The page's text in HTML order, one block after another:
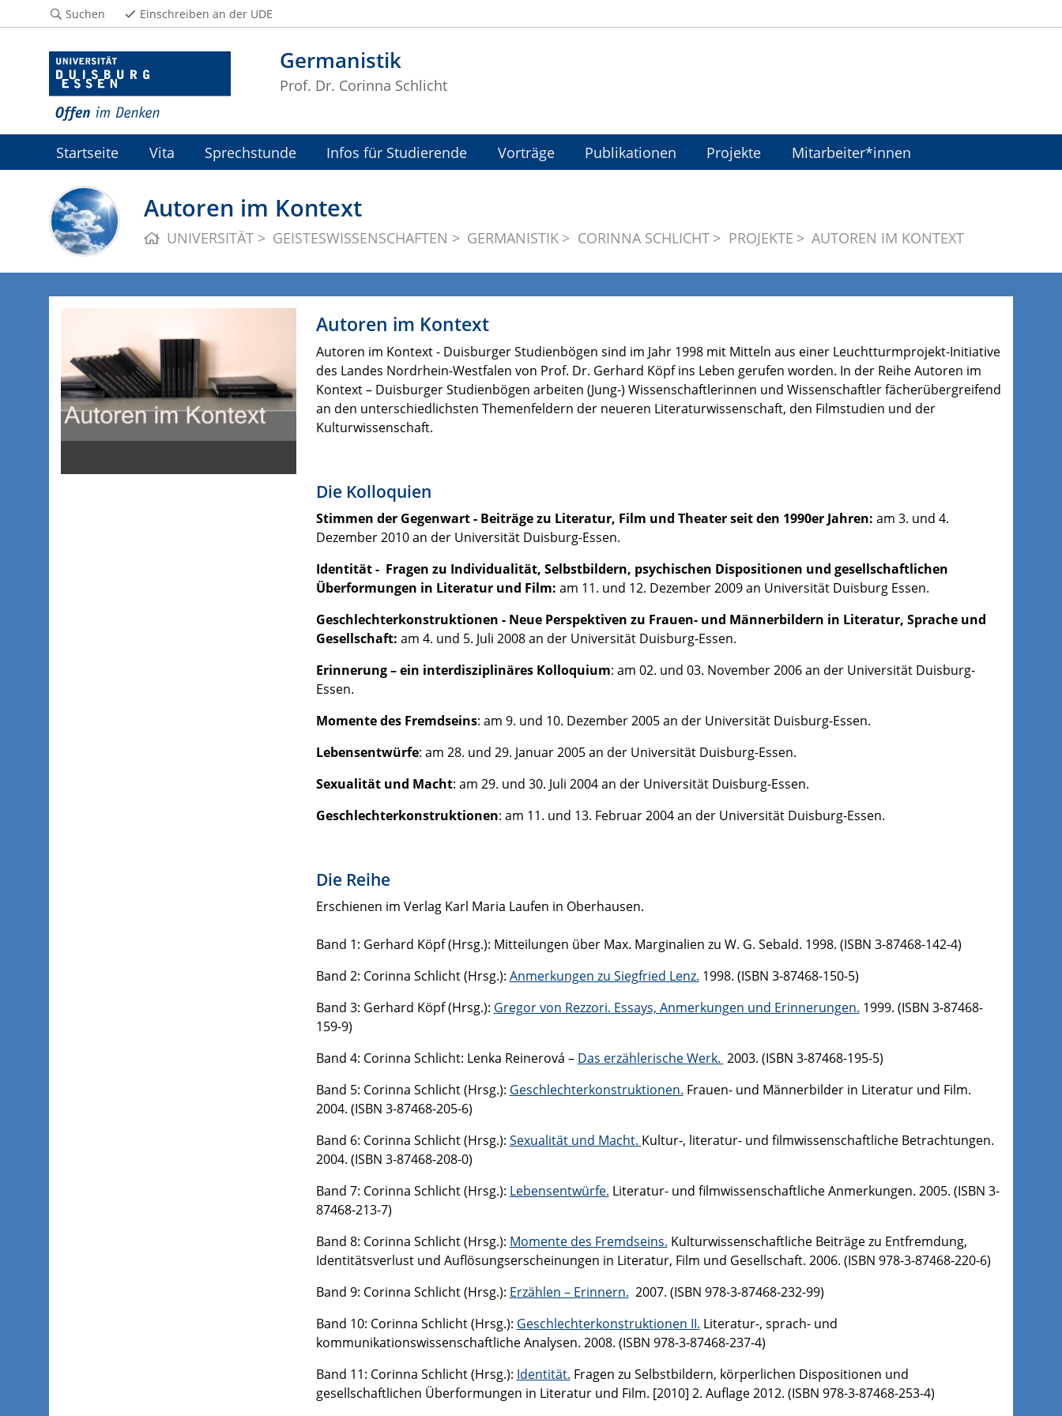
Germanistik
Prof. Dr. Corinna Schlicht
Suchen Einschreiben an der UDE
Startseite Vita Sprechstunde Infos für Studierende Vorträge Publikationen Projekte Mitarbeiter*innen
Autoren im Kontext
UNIVERSITÄT GEISTESWISSENSCHAFTEN GERMANISTIK CORINNA SCHLICHT PROJEKTE AUTOREN IM KONTEXT
Autoren im Kontext
Autoren im Kontext - Duisburger Studienbögen sind im Jahr 1998 mit Mitteln aus einer Leuchtturmprojekt-Initiative
des Landes Nordrhein-Westfalen von Prof. Dr. Gerhard Köpf ins Leben gerufen worden. In der Reihe Autoren im
Kontext – Duisburger Studienbögen arbeiten (Jung-) Wissenschaftlerinnen und Wissenschaftler fächerübergreifend
an den unterschiedlichsten Themenfeldern der neueren Literaturwissenschaft, den Filmstudien und der
Kulturwissenschaft.
Die Kolloquien
Stimmen der Gegenwart - Beiträge zu Literatur, Film und Theater seit den 1990er Jahren: am 3. und 4.
Dezember 2010 an der Universität Duisburg-Essen.
Identität - Fragen zu Individualität, Selbstbildern, psychischen Dispositionen und gesellschaftlichen
Überformungen in Literatur und Film: am 11. und 12. Dezember 2009 an Universität Duisburg Essen.
Geschlechterkonstruktionen - Neue Perspektiven zu Frauen- und Männerbildern in Literatur, Sprache und
Gesellschaft: am 4. und 5. Juli 2008 an der Universität Duisburg-Essen.
Erinnerung – ein interdisziplinäres Kolloquium: am 02. und 03. November 2006 an der Universität Duisburg-
Essen.
Momente des Fremdseins: am 9. und 10. Dezember 2005 an der Universität Duisburg-Essen.
Lebensentwürfe: am 28. und 29. Januar 2005 an der Universität Duisburg-Essen.
Sexualität und Macht: am 29. und 30. Juli 2004 an der Universität Duisburg-Essen.
Geschlechterkonstruktionen: am 11. und 13. Februar 2004 an der Universität Duisburg-Essen.
Die Reihe
Erschienen im Verlag Karl Maria Laufen in Oberhausen.
Band 1: Gerhard Köpf (Hrsg.): Mitteilungen über Max. Marginalien zu W. G. Sebald. 1998. (ISBN 3-87468-142-4)
Band 2: Corinna Schlicht (Hrsg.): Anmerkungen zu Siegfried Lenz. 1998. (ISBN 3-87468-150-5)
Band 3: Gerhard Köpf (Hrsg.): Gregor von Rezzori. Essays, Anmerkungen und Erinnerungen. 1999. (ISBN 3-87468-
159-9)
Band 4: Corinna Schlicht: Lenka Reinerová – Das erzählerische Werk. 2003. (ISBN 3-87468-195-5)
Band 5: Corinna Schlicht (Hrsg.): Geschlechterkonstruktionen. Frauen- und Männerbilder in Literatur und Film.
2004. (ISBN 3-87468-205-6)
Band 6: Corinna Schlicht (Hrsg.): Sexualität und Macht. Kultur-, literatur- und filmwissenschaftliche Betrachtungen.
2004. (ISBN 3-87468-208-0)
Band 7: Corinna Schlicht (Hrsg.): Lebensentwürfe. Literatur- und filmwissenschaftliche Anmerkungen. 2005. (ISBN 3-
87468-213-7)
Band 8: Corinna Schlicht (Hrsg.): Momente des Fremdseins. Kulturwissenschaftliche Beiträge zu Entfremdung,
Identitätsverlust und Auflösungserscheinungen in Literatur, Film und Gesellschaft. 2006. (ISBN 978-3-87468-220-6)
Band 9: Corinna Schlicht (Hrsg.): Erzählen – Erinnern. 2007. (ISBN 978-3-87468-232-99)
Band 10: Corinna Schlicht (Hrsg.): Geschlechterkonstruktionen II. Literatur-, sprach- und
kommunikationswissenschaftliche Analysen. 2008. (ISBN 978-3-87468-237-4)
Band 11: Corinna Schlicht (Hrsg.): Identität. Fragen zu Selbstbildern, körperlichen Dispositionen und
gesellschaftlichen Überformungen in Literatur und Film. [2010] 2. Auflage 2012. (ISBN 978-3-87468-253-4)